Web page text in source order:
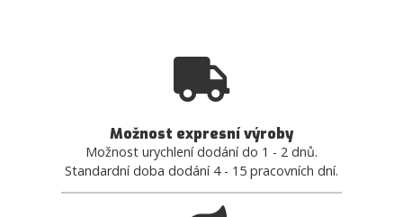
Možnost expresní výroby
Možnost urychlení dodání do 1 - 2 dnů.
Standardní doba dodání 4 - 15 pracovních dní.